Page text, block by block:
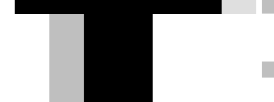
υβριδικό C-SUV με 224 PS, κατανάλωση